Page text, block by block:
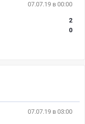
07.07.19 в 00:00
2
0
07.07.19 в 03:00